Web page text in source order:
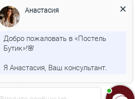
Анастасия
Добро пожаловать в «Постель
Бутик»!🌸
Я Анастасия, Ваш консультант.